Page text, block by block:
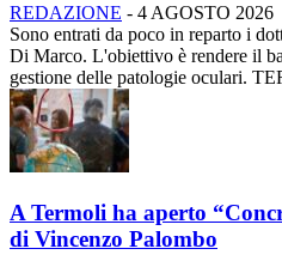
REDAZIONE - 4 AGOSTO 2026
Sono entrati da poco in reparto i
Di Marco. L'obiettivo è rendere il
gestione delle patologie oculari.
A Termoli ha aperto
di Vincenzo Palombo